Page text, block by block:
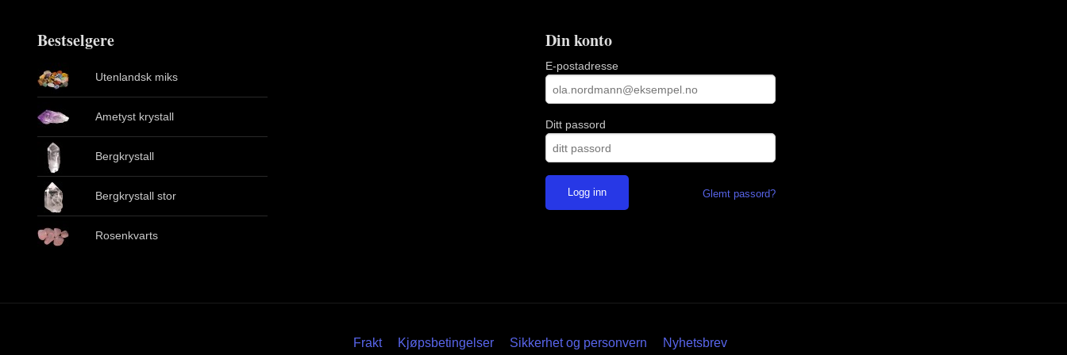
Bestselgere
Utenlandsk miks
Ametyst krystall
Bergkrystall
Bergkrystall stor
Rosenkvarts
Din konto
E-postadresse
Ditt passord
Glemt passord?
Frakt Kjøpsbetingelser Sikkerhet og personvern Nyhetsbrev